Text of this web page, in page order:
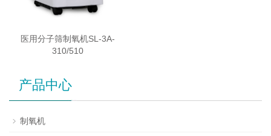
医用分子筛制氧机SL-3A-
310/510
产品中心
制氧机